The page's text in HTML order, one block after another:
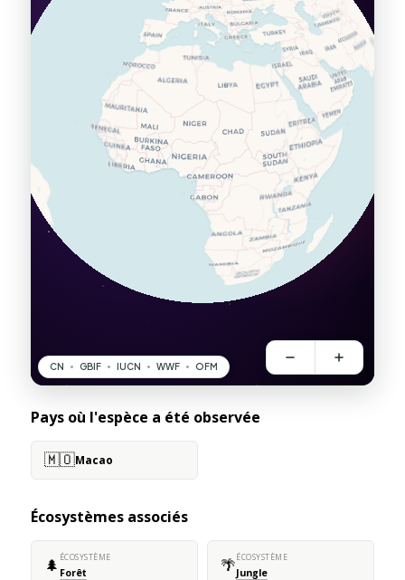
Pays où l'espèce a été observée
🇲🇴Macao
Écosystèmes associés
🌲 ÉCOSYSTÈME
Forêt 🌴ÉCOSYSTÈME
Jungle